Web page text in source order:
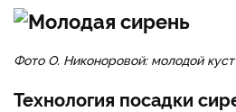
Фото О. Никоноровой: молодой
Технология посадки